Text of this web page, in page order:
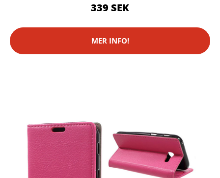
339 SEK
MER INFO!